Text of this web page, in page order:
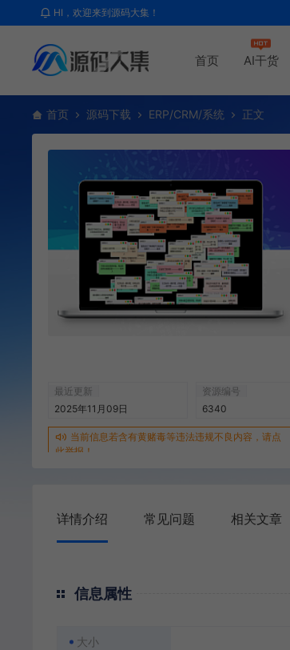
HI，欢迎来到源码大集！
首页 AI干货
首页 源码下载 ERP/CRM/系统 正文
最近更新
2025年11月09日
资源编号
6340
当前信息若含有黄赌毒等违法违规不良内容，请点
此举报！
详情介绍 常见问题 相关文章
信息属性
大小